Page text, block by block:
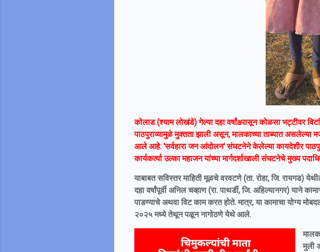
कोलाड (श्याम लोखंडे) गेल्या दहा वर्षांaपासून कोळसा भट्टीवर
पाठपुराव्यामुळे मुक्तता झाली असून, मालकाच्या ताब्यात असलेल्या
आले आहे. 'सर्वहारा जन आंदोलन' संघटनेने केलेल्या कायदेशीर
कार्यकर्त्या उल्का महाजन यांच्या मार्गदर्शाखाली संघटनेचे मुख्य
याबाबत सविस्तर माहिती मूळचे वरवटणे (ता. रोहा, जि. रायगड)
दहा वर्षांपूर्वी अनिल चव्हाण (रा. पाथर्डी, जि. अहिल्यानगर)
पाडण्याचे अथवा विट काम करत होते. मात्र, या कामाचा योग्य
२०२५ मध्ये तेथून पळून नागोठणे येथे आले.
मुली